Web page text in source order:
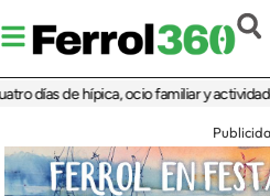
de hípica, ocio familiar y actividades